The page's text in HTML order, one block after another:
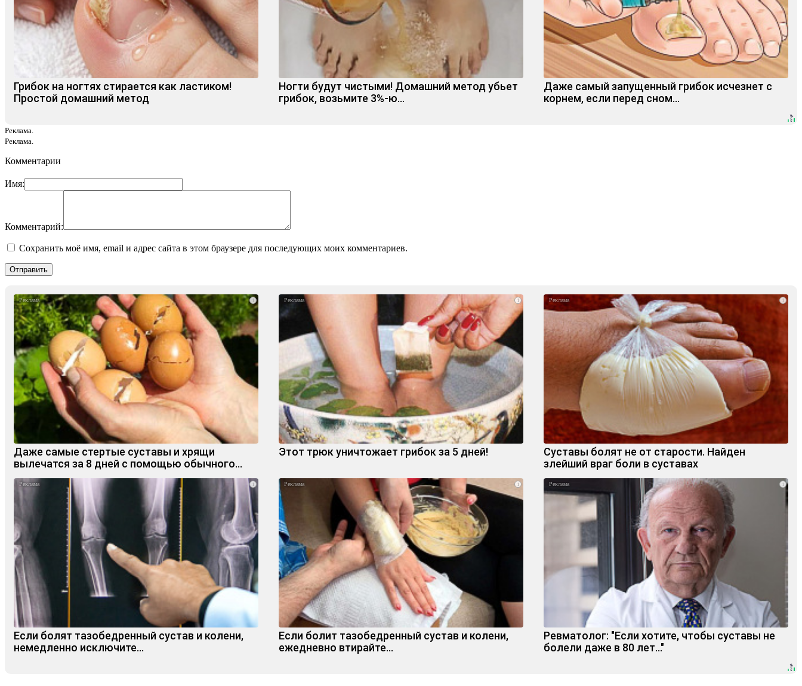
Грибок на ногтях стирается как ластиком!
Простой домашний метод
Ногти будут чистыми! Домашний метод убьет
грибок, возьмите 3%-ю…
Даже самый запущенный грибок исчезнет с
корнем, если перед сном…
Реклама.
Реклама.
Комментарии
Имя:
Комментарий:
Сохранить моё имя, email и адрес сайта в этом браузере для последующих моих комментариев.
i
Даже самые стертые суставы и хрящи
вылечатся за 8 дней с помощью обычного…
i
Этот трюк уничтожает грибок за 5 дней!
i
Суставы болят не от старости. Найден
злейший враг боли в суставах
i
Если болят тазобедренный сустав и колени,
немедленно исключите...
i
Если болит тазобедренный сустав и колени,
ежедневно втирайте...
i
Ревматолог: "Если хотите, чтобы суставы не
болели даже в 80 лет..."